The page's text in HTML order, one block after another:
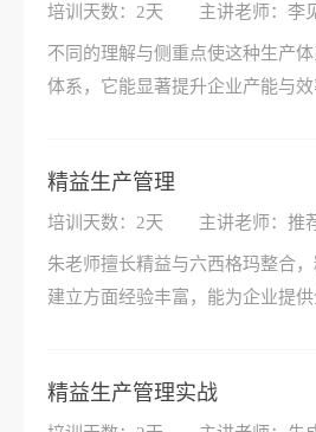
培训天数：2天 主讲老师：李
不同的理解与侧重点使这种生产
体系，它能显著提升企业产能与
精益生产管理
培训天数：2天 主讲老师：推
朱老师擅长精益与六西格玛整合
建立方面经验丰富，能为企业提
精益生产管理实战